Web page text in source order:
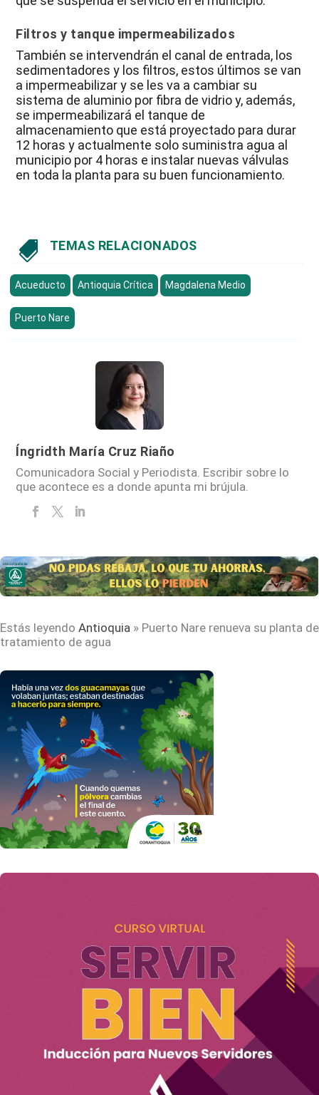
Filtros y tanque impermeabilizados
También se intervendrán el canal de entrada, los
sedimentadores y los filtros, estos últimos se van
a impermeabilizar y se les va a cambiar su
sistema de aluminio por fibra de vidrio y, además,
se impermeabilizará el tanque de
almacenamiento que está proyectado para durar
12 horas y actualmente solo suministra agua al
municipio por 4 horas e instalar nuevas válvulas
en toda la planta para su buen funcionamiento.
 TEMAS RELACIONADOS
Acueducto Antioquia Crítica Magdalena Medio
Puerto Nare
Íngridth María Cruz Riaño
Comunicadora Social y Periodista. Escribir sobre lo
que acontece es a donde apunta mi brújula.
Estás leyendo Antioquia » Puerto Nare renueva su planta de
tratamiento de agua